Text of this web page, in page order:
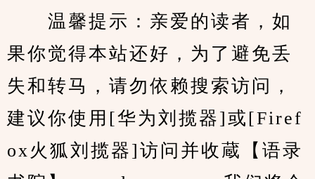
温馨提示：亲爱的读者，如
果你觉得本站还好，为了避免丢
失和转马，请勿依赖搜索访问，
建议你使用[华为刘揽器]或[Firef
ox火狐刘揽器]访问并收蔵【语录